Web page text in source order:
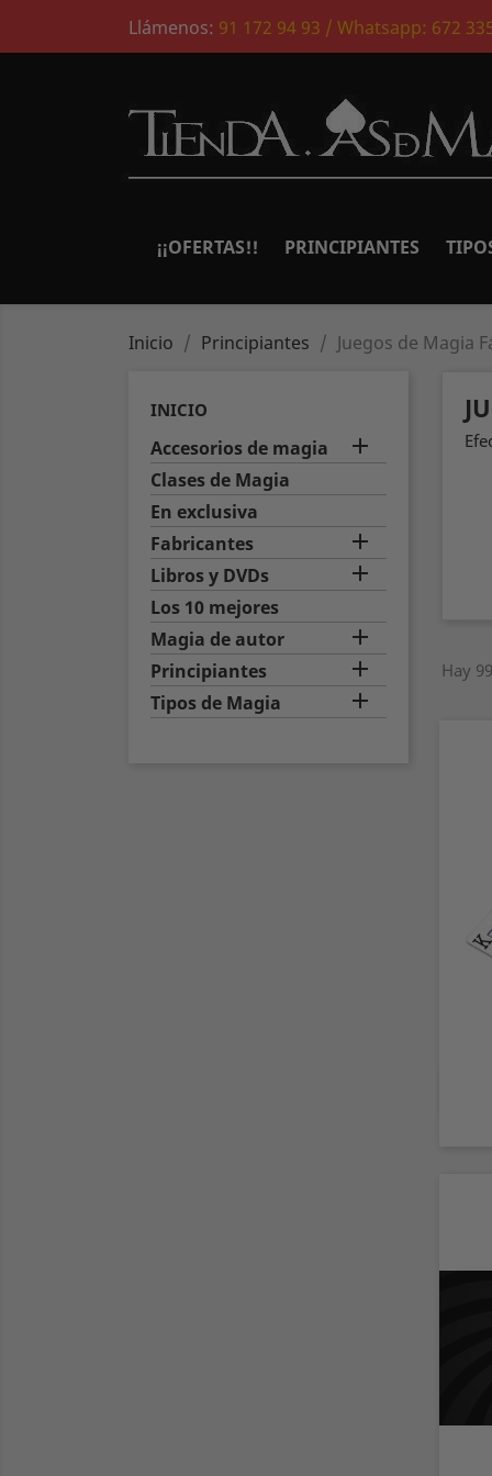
Llámenos: 91 172 94 93 / Whatsapp: 672
¡¡OFERTAS!! PRINCIPIANTES
Inicio Principiantes Juegos de Magia
INICIO
Accesorios de magia 
Clases de Magia
En exclusiva
Fabricantes

Libros y DVDs 
Los 10 mejores
Magia de autor

Principiantes 
Tipos de Magia 
Hay